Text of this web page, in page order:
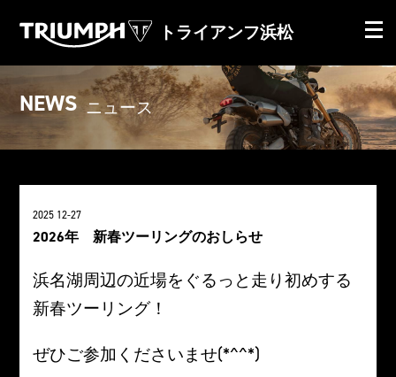
トライアンフ浜松
NEWS ニュース
2025 12-27
2026年 新春ツーリングのおしらせ
浜名湖周辺の近場をぐるっと走り初めする
新春ツーリング！
ぜひご参加くださいませ(*^^*)